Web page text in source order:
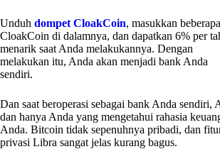
Unduh dompet CloakCoin, masukkan beberapa
CloakCoin di dalamnya, dan dapatkan 6% per
menarik saat Anda melakukannya. Dengan
melakukan itu, Anda akan menjadi bank Anda
sendiri.
Dan saat beroperasi sebagai bank Anda sendiri,
dan hanya Anda yang mengetahui rahasia
Anda. Bitcoin tidak sepenuhnya pribadi, dan
privasi Libra sangat jelas kurang bagus.